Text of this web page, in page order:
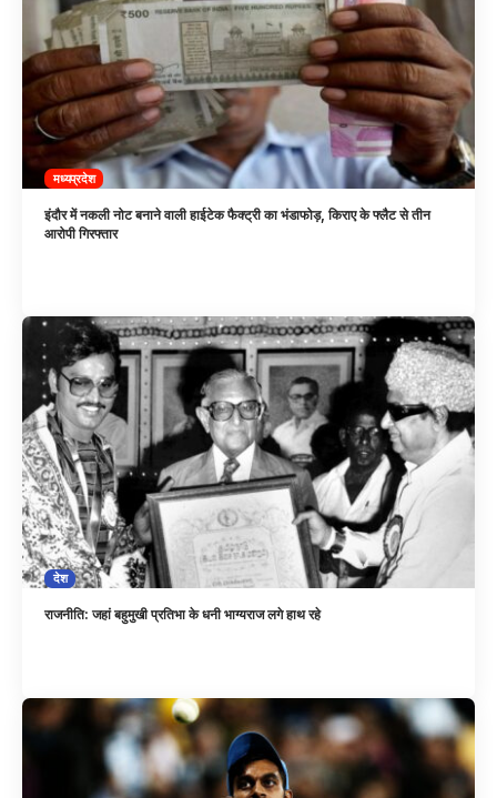
मध्यप्रदेश
इंदौर में नकली नोट बनाने वाली हाईटेक फैक्ट्री का भंडाफोड़, किराए के फ्लैट से तीन
आरोपी गिरफ्तार
देश
राजनीति: जहां बहुमुखी प्रतिभा के धनी भाग्यराज लगे हाथ रहे